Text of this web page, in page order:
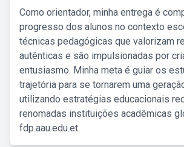
Como orientador, minha entrega é
progresso dos alunos no contexto
técnicas pedagógicas que valorizam
autênticas e são impulsionadas por
entusiasmo. Minha meta é guiar os
trajetória para se tornarem uma
utilizando estratégias educacionais
renomadas instituições acadêmicas
fdp.aau.edu.et.